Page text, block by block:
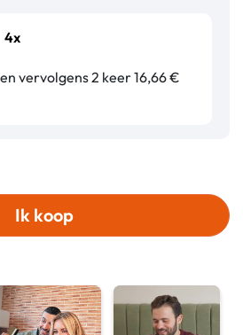
4x
vervolgens 2 keer 16,66 €
Ik koop